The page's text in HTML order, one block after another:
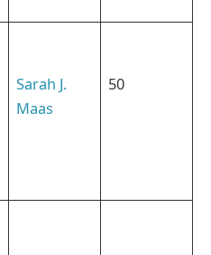
Sarah J.
Maas
50